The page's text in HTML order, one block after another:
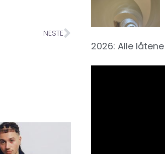
NESTE
2026: Alle låtene